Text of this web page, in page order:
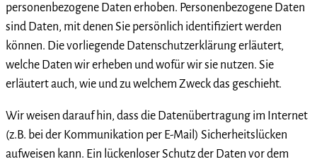
personenbezogene Daten erhoben. Personenbezogene Daten
sind Daten, mit denen Sie persönlich identifiziert werden
können. Die vorliegende Datenschutzerklärung erläutert,
welche Daten wir erheben und wofür wir sie nutzen. Sie
erläutert auch, wie und zu welchem Zweck das geschieht.
Wir weisen darauf hin, dass die Datenübertragung im Internet
(z.B. bei der Kommunikation per E-Mail) Sicherheitslücken
aufweisen kann. Ein lückenloser Schutz der Daten vor dem